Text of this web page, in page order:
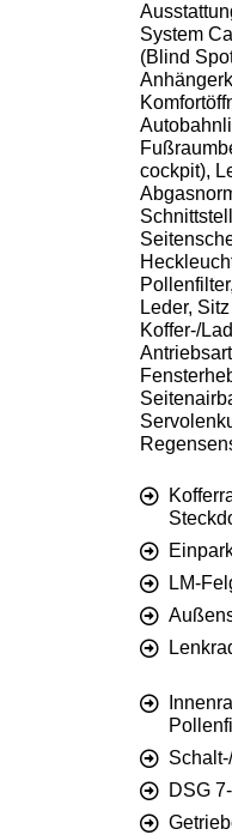
System
(Blind
cockpit),
Leder,
Koffer-/
LM-
DSG